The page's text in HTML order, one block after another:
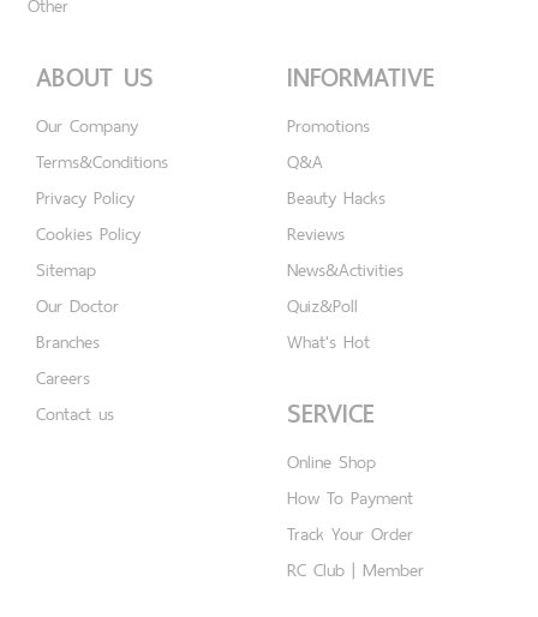
ABOUT US
Our Company
Terms&Conditions
Privacy Policy
Cookies Policy
Sitemap
Our Doctor
Branches
Careers
Contact us
INFORMATIVE
Promotions
Q&A
Beauty Hacks
Reviews
News&Activities
Quiz&Poll
What's Hot
SERVICE
Online Shop
How To Payment
Track Your Order
RC Club | Member